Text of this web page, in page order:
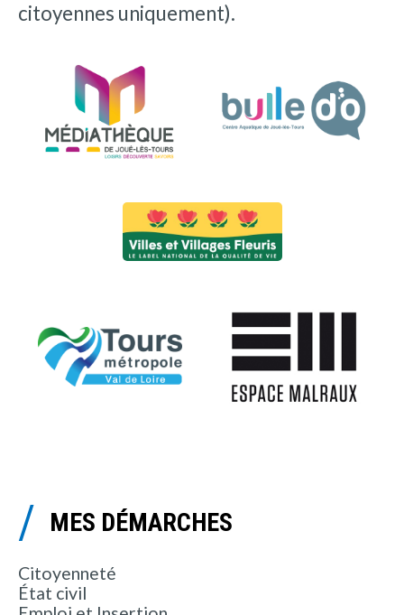
citoyennes uniquement).
MES DÉMARCHES
Citoyenneté
État civil